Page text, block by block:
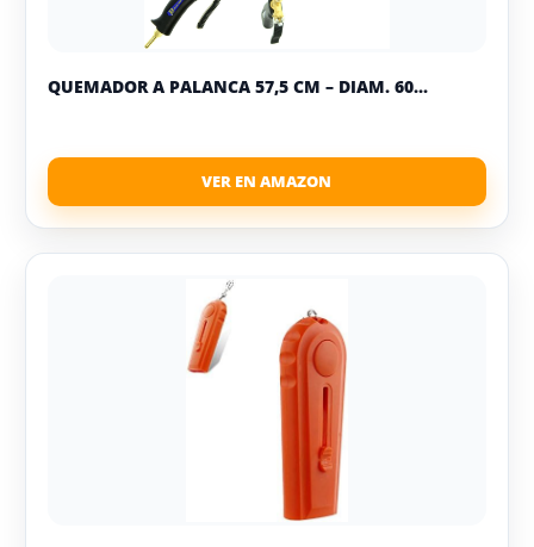
QUEMADOR A PALANCA 57,5 CM – DIAM. 60...